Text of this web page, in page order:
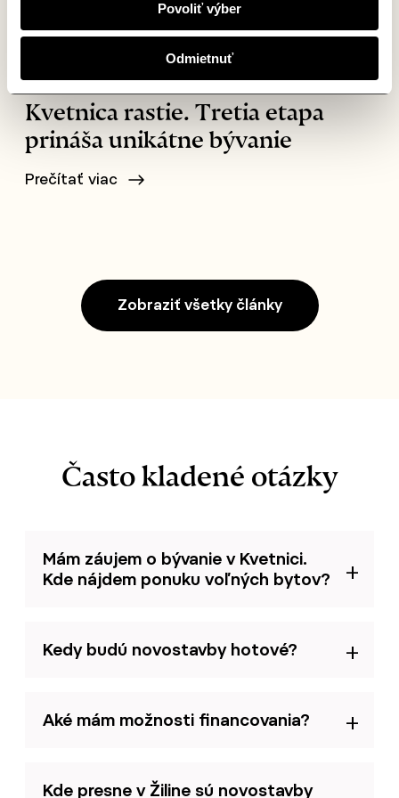
Povoliť výber
Odmietnuť
Kvetnica rastie. Tretia etapa
prináša unikátne bývanie
Prečítať viac
Zobraziť všetky články
Často kladené otázky
Mám záujem o bývanie v Kvetnici.
Kde nájdem ponuku voľných bytov?
Kedy budú novostavby hotové?
Aké mám možnosti financovania?
Kde presne v Žiline sú novostavby